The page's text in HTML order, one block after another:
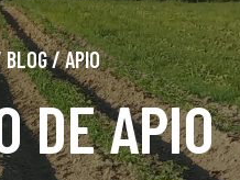
BLOG/APIO
DE APIO